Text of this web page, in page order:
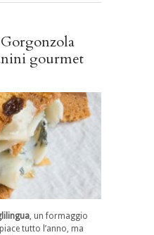
gourmet
, un formaggio
tutto l’anno, ma